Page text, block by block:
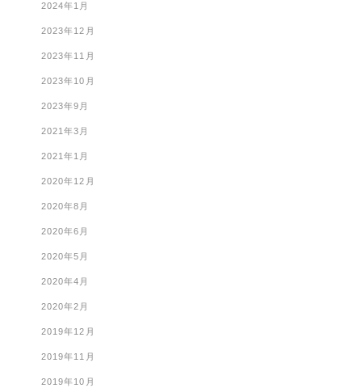
2024年1月
2023年12月
2023年11月
2023年10月
2023年9月
2021年3月
2021年1月
2020年12月
2020年8月
2020年6月
2020年5月
2020年4月
2020年2月
2019年12月
2019年11月
2019年10月